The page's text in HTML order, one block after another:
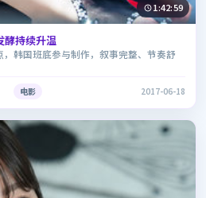
1:42:59
持续升温
，韩国班底参与制作，叙事完整、节奏舒
电影 2017-06-18